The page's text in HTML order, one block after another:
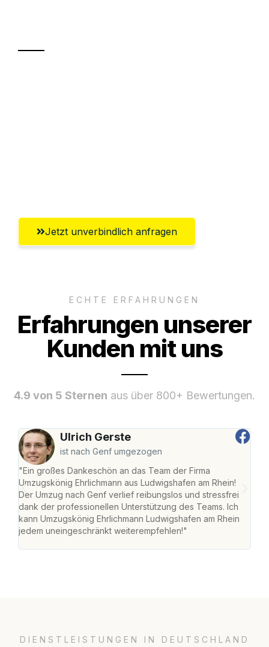
Jetzt unverbindlich anfragen
ECHTE ERFAHRUNGEN
Erfahrungen unserer
Kunden mit uns
4.9 von 5 Sternen aus über 800+ Bewertungen.
Ulrich Gerste
ist nach Genf umgezogen
"Ein großes Dankeschön an das Team der Firma
Umzugskönig Ehrlichmann aus Ludwigshafen am Rhein!
Der Umzug nach Genf verlief reibungslos und stressfrei
dank der professionellen Unterstützung des Teams. Ich
kann Umzugskönig Ehrlichmann Ludwigshafen am Rhein
jedem uneingeschränkt weiterempfehlen!"
DIENSTLEISTUNGEN IN DEUTSCHLAND